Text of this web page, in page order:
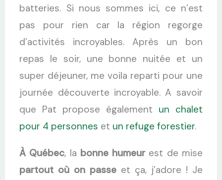
batteries. Si nous sommes ici, ce n’est
pas pour rien car la région regorge
d’activités incroyables. Après un bon
repas le soir, une bonne nuitée et un
super déjeuner, me voila reparti pour une
journée découverte incroyable. A savoir
que Pat propose également un chalet
pour 4 personnes et un refuge forestier.
À Québec, la bonne humeurest de mise
partout où on passe et ça, j’adore ! Je